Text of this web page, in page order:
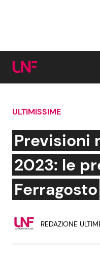
Cerca:
News e Cronaca
Attualità Italiana
ULTIMISSIME
Previsioni
2023: le
Ferragosto
REDAZIONE